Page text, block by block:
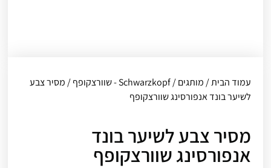
עמוד הבית/מותגים/Schwarzkopf - שוורצקופף
/ מסיר צבע
לשיער בונד אנפורסינג שוורצקופף
מסיר צבע לשיער בונד
אנפורסינג שוורצקופף